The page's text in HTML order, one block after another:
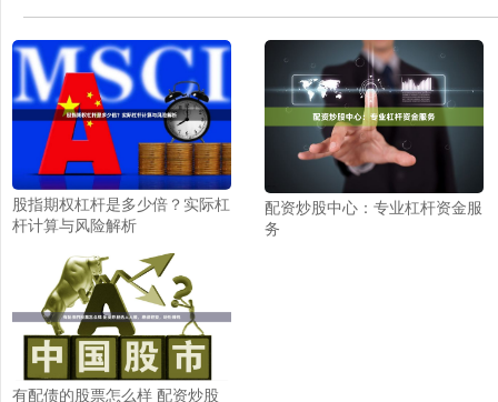
股指期权杠杆是多少倍？实际杠
杆计算与风险解析
配资炒股中心：专业杠杆资金服
务
有配债的股票怎么样 配资炒股